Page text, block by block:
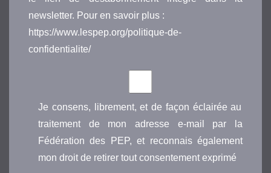
newsletter. Pour en savoir plus :
https://www.lespep.org/politique-de-
confidentialite/
Je consens, librement, et de façon éclairée au
traitement de mon adresse e-mail par la
Fédération des PEP, et reconnais également
mon droit de retirer tout consentement exprimé